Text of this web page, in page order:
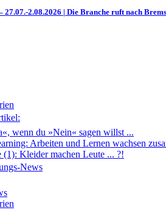
2.08.2026 | Die Branche ruft nach
wenn du »Nein« sagen willst ...
Arbeiten und Lernen wachsen
(1): Kleider machen Leute ... ?!
News